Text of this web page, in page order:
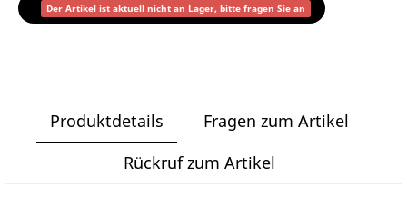
Der Artikel ist aktuell nicht an Lager, bitte fragen Sie an
Produktdetails
Fragen zum Artikel
Rückruf zum Artikel